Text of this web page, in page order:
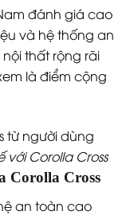
đánh giá cao
và hệ thống an
thất rộng rãi
là điểm cộng
Corolla Cross
Corolla Cross
an toàn cao